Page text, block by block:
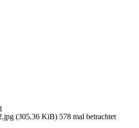
(305.36 KiB) 578 mal betrachtet